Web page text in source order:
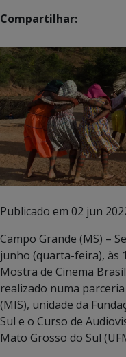
Compartilhar:
Publicado em 02 jun
Campo Grande (MS) –
junho (quarta-feira), às
Mostra de Cinema
realizado numa
(MIS), unidade da
Sul e o Curso de
Mato Grosso do Sul